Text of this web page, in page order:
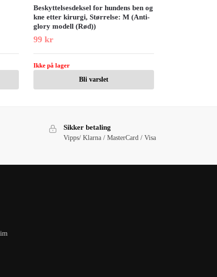
Beskyttelsesdeksel for hundens ben og
kne etter kirurgi, Størrelse: M (Anti-
glory modell (Rød))
99kr
Ikke på lager
Bli varslet
Sikker betaling
Vipps/ Klarna / MasterCard / Visa